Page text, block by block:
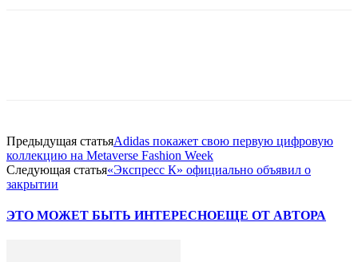
Предыдущая статьяAdidas покажет свою первую цифровую
коллекцию на Metaverse Fashion Week
Следующая статья«Экспресс К» официально объявил о
закрытии
ЭТО МОЖЕТ БЫТЬ ИНТЕРЕСНОЕЩЕ ОТ АВТОРА